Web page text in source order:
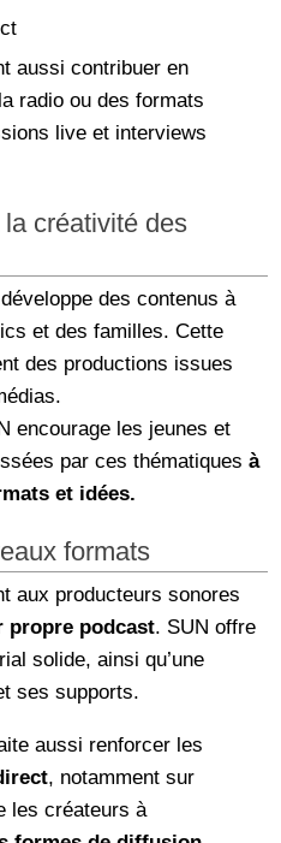
aussi contribuer en
radio ou des formats
live et interviews
créativité des
des contenus à
et des familles. Cette
des productions issues
encourage les jeunes et
par ces thématiquesà
et idées.
formats
aux producteurs sonores
propre podcast. SUN offre
solide, ainsi qu’une
ses supports.
aussi renforcer les
, notamment sur
les créateurs à